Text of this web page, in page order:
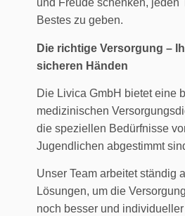
und Freude schenken, jeden
Bestes zu geben.
Die richtige Versorgung –
sicheren Händen
Die Livica GmbH bietet eine
medizinischen
die speziellen Bedürfnisse
Jugendlichen abgestimmt
Unser Team arbeitet ständig
Lösungen, um die
noch besser und